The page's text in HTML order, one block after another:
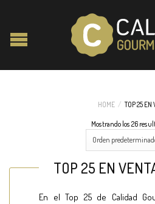
HOME / TOP 25 EN
Mostrando los 26
TOP 25 EN
En el Top 25 de Calidad